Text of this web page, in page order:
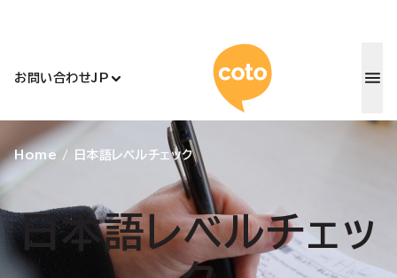
お問い合わせJP コトアカ
Home / 日本語レベルチェック
日本語レベルチェッ